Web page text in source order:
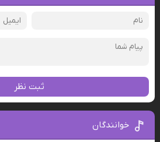
ثبت نظر
خوانندگان